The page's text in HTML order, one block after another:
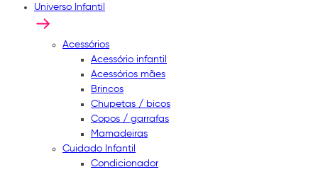
Universo Infantil
Acessórios
Acessório infantil
Acessórios mães
Brincos
Chupetas / bicos
Copos / garrafas
Mamadeiras
Cuidado Infantil
Condicionador